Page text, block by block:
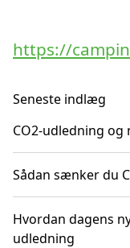
https://
Seneste indlæg
CO2-udledning
Sådan sænker du
Hvordan dagens
udledning